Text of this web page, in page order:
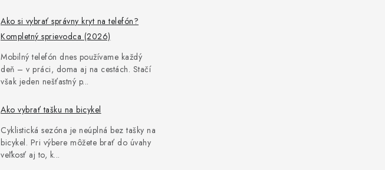
Ako si vybrať správny kryt na telefón?
Kompletný sprievodca (2026)
Mobilný telefón dnes používame každý
deň – v práci, doma aj na cestách. Stačí
však jeden nešťastný p...
Ako vybrať tašku na bicykel
Cyklistická sezóna je neúplná bez tašky na
bicykel. Pri výbere môžete brať do úvahy
veľkosť aj to, k...